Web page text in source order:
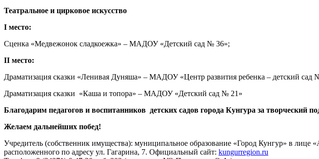
Театральное и цирковое искусство
I место:
Сценка «Медвежонок сладкоежка» – МАДОУ «Детский сад № 36»;
II место:
Драматизация сказки «Ленивая Дуняша» – МАДОУ «Центр развития ребенка – детский сад
Драматизация сказки «Каша и топора» – МАДОУ «Детский сад № 21»
Благодарим педагогов и воспитанников детских садов города Кунгура за творческий
Желаем дальнейших побед!
Учредитель (собственник имущества): муниципальное образование «Город Кунгур» в лице
расположенного по адресу ул. Гагарина, 7. Официальный сайт: kungurregion.ru